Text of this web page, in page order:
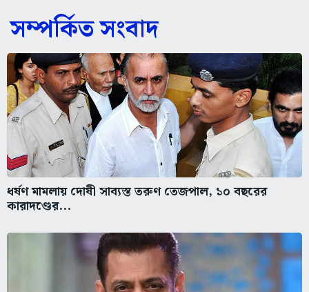
সম্পর্কিত সংবাদ
ধর্ষণ মামলায় দোষী সাব্যস্ত তরুণ তেজপাল, ১০ বছরের
কারাদণ্ডের...